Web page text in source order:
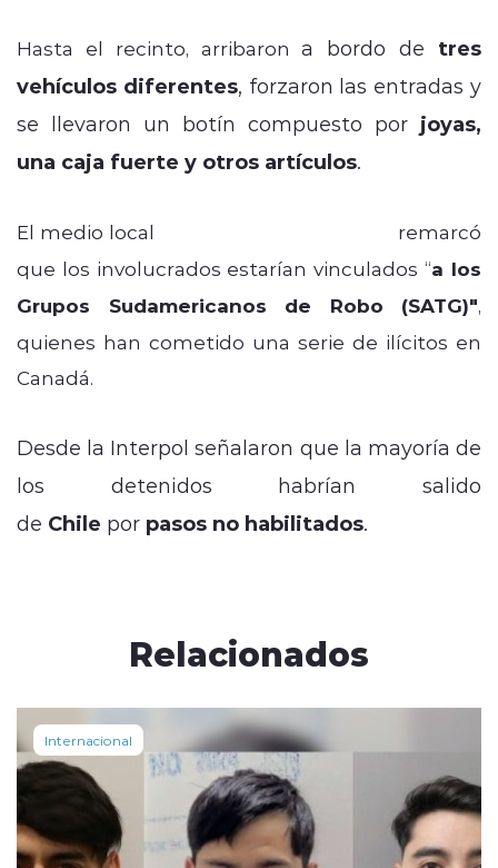
Hasta el recinto, arribarona bordo de tres
vehículos diferentes, forzaron las entradas y
se llevaron un botín compuesto por joyas,
una caja fuerte y otros artículos.
El medio local
remarcó
que los involucrados estarían vinculados “a los
Grupos Sudamericanos de Robo (SATG)",
quienes han cometido una serie de ilícitos en
Canadá.
Desde la Interpol señalaron que la mayoría de
los detenidos habrían salido
de Chile por pasos no habilitados.
Relacionados
Internacional